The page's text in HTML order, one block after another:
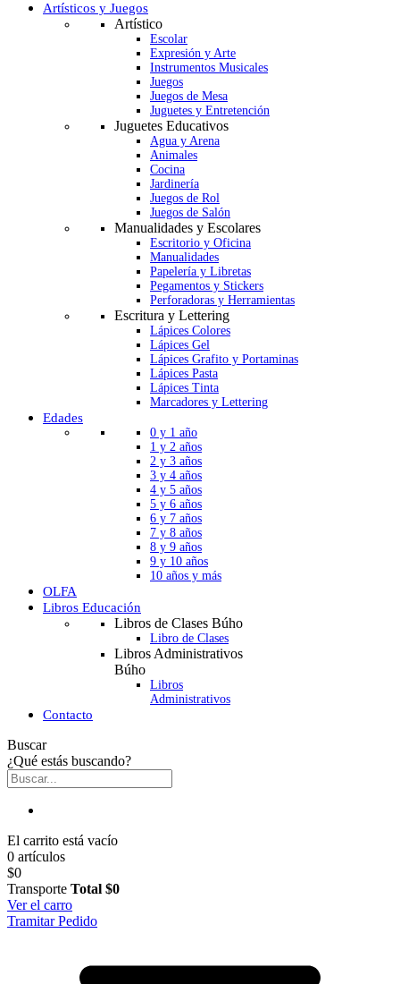
Artísticos y Juegos
Artístico
Escolar
Expresión y Arte
Instrumentos Musicales
Juegos
Juegos de Mesa
Juguetes y Entretención
Juguetes Educativos
Agua y Arena
Animales
Cocina
Jardinería
Juegos de Rol
Juegos de Salón
Manualidades y Escolares
Escritorio y Oficina
Manualidades
Papelería y Libretas
Pegamentos y Stickers
Perforadoras y Herramientas
Escritura y Lettering
Lápices Colores
Lápices Gel
Lápices Grafito y Portaminas
Lápices Pasta
Lápices Tinta
Marcadores y Lettering
Edades
0 y 1 año
1 y 2 años
2 y 3 años
3 y 4 años
4 y 5 años
5 y 6 años
6 y 7 años
7 y 8 años
8 y 9 años
9 y 10 años
10 años y más
OLFA
Libros Educación
Libros de Clases Búho
Libro de Clases
Libros Administrativos
Búho
Libros
Administrativos
Contacto
Buscar
¿Qué estás buscando?
El carrito está vacío
0 artículos
$0
Transporte Total $0
Ver el carro
Tramitar Pedido